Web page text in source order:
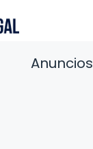
Anuncios